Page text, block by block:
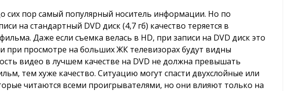
сих пор самый популярный носитель информации. Но по
на стандартный DVD диск (4,7 гб) качество теряется в
Даже если съемка велась в HD, при записи на DVD диск это
при просмотре на больших ЖК телевизорах будут видны
видео в лучшем качестве на DVD не должна превышать
тем хуже качество. Ситуацию могут спасти двухслойные или
читаются всеми проигрывателями, но они влияют только на